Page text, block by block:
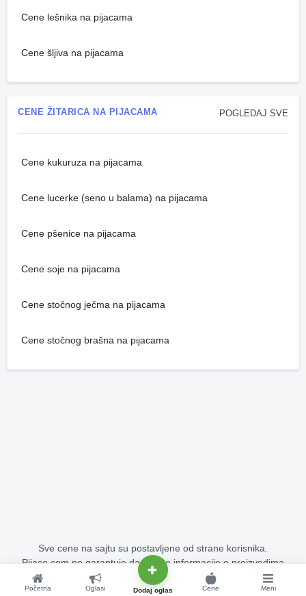
Cene lešnika na pijacama
Cene šljiva na pijacama
POGLEDAJ SVE
CENE ŽITARICA NA PIJACAMA
Cene kukuruza na pijacama
Cene lucerke (seno u balama) na pijacama
Cene pšenice na pijacama
Cene soje na pijacama
Cene stočnog ječma na pijacama
Cene stočnog brašna na pijacama
Sve cene na sajtu su postavljene od strane korisnika.
Pijace.com ne garantuje da su sve informacije o proizvodima
potpuno tačne i bez grešaka.
Copyright © 2015 - 2026 Pijace.com Sva prava su zadržana.
Početna Oglasi Dodaj oglas Cene Meni